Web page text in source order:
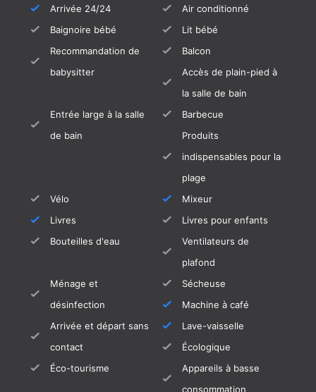
Arrivée 24/24
Air conditionné
Baignoire bébé
Lit bébé
Recommandation de
babysitter
Balcon
Accès de plain-pied à
la salle de bain
Entrée large à la salle
de bain
Barbecue
Produits
indispensables pour la
plage
Vélo
Mixeur
Livres
Livres pour enfants
Bouteilles d'eau
Ventilateurs de
plafond
Ménage et
désinfection
Sécheuse
Machine à café
Arrivée et départ sans
contact
Lave-vaisselle
Écologique
Éco-tourisme
Appareils à basse
consommation